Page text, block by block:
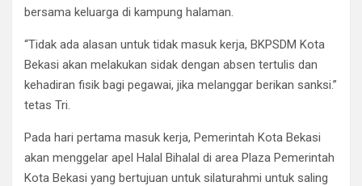
bersama keluarga di kampung halaman.
“Tidak ada alasan untuk tidak masuk kerja, BKPSDM Kota
Bekasi akan melakukan sidak dengan absen tertulis dan
kehadiran fisik bagi pegawai, jika melanggar berikan sanksi.”
tetas Tri.
Pada hari pertama masuk kerja, Pemerintah Kota Bekasi
akan menggelar apel Halal Bihalal di area Plaza Pemerintah
Kota Bekasi yang bertujuan untuk silaturahmi untuk saling